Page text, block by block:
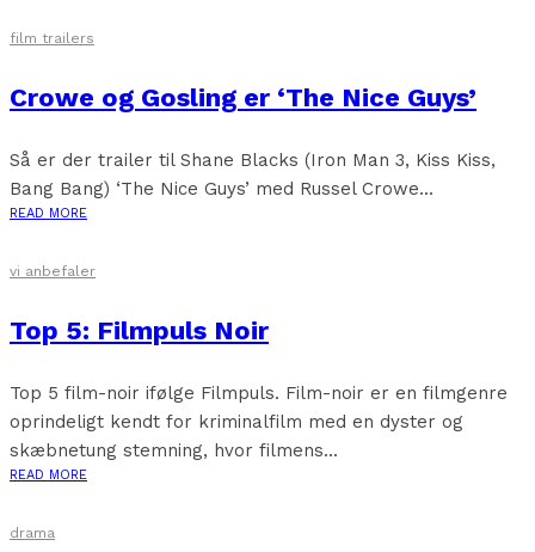
film trailers
Crowe og Gosling er ‘The Nice Guys’
Så er der trailer til Shane Blacks (Iron Man 3, Kiss Kiss,
Bang Bang) ‘The Nice Guys’ med Russel Crowe...
READ MORE
vi anbefaler
Top 5: Filmpuls Noir
Top 5 film-noir ifølge Filmpuls. Film-noir er en filmgenre
oprindeligt kendt for kriminalfilm med en dyster og
skæbnetung stemning, hvor filmens...
READ MORE
drama